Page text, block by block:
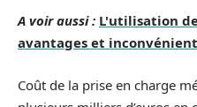
A voir aussi : L'utilisation
avantages et
Coût de la prise en charge